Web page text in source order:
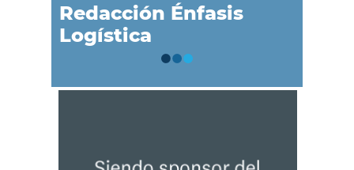
Redacción Énfasis
Logística